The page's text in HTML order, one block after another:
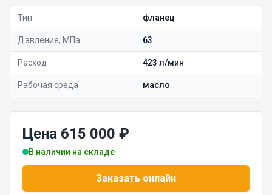
Тип фланец
Давление, МПа 63
Расход 423 л/мин
Рабочая среда масло
Цена 615 000 ₽
В наличии на складе
Заказать онлайн